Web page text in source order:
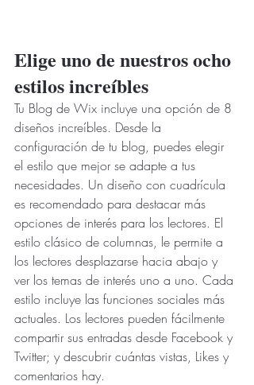
Elige uno de nuestros ocho
estilos increíbles
Tu Blog de Wix incluye una opción de 8
diseños increíbles. Desde la
configuración de tu blog, puedes elegir
el estilo que mejor se adapte a tus
necesidades. Un diseño con cuadrícula
es recomendado para destacar más
opciones de interés para los lectores. El
estilo clásico de columnas, le permite a
los lectores desplazarse hacia abajo y
ver los temas de interés uno a uno. Cada
estilo incluye las funciones sociales más
actuales. Los lectores pueden fácilmente
compartir sus entradas desde Facebook y
Twitter; y descubrir cuántas vistas, Likes y
comentarios hay.